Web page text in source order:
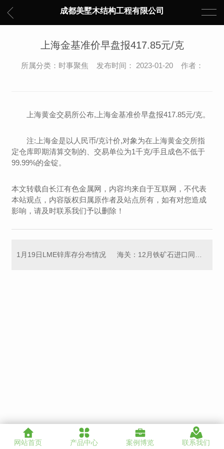
成都美墅木结构工程有限公司
上海金基准价早盘报417.85元/克
所属分类：时事聚焦 发布时间： 2023-01-20 作者：
上海黄金交易所公布,上海金基准价早盘报417.85元/克。
注:上海金是以人民币/克计价,对象为在上海黄金交所指
定仓库即期清算交制的、交易单位为1千克/手且成色不低于
99.99%的金锭。
本文转载自长江有色金属网，内容均来自于互联网，不代表
本站观点，内容版权归属原作者及站点所有，如有对您造成
影响，请及时联系我们予以删除！
1月19日LME锌库存分布情况
网站首页 产品中心 案例博览 联系我们